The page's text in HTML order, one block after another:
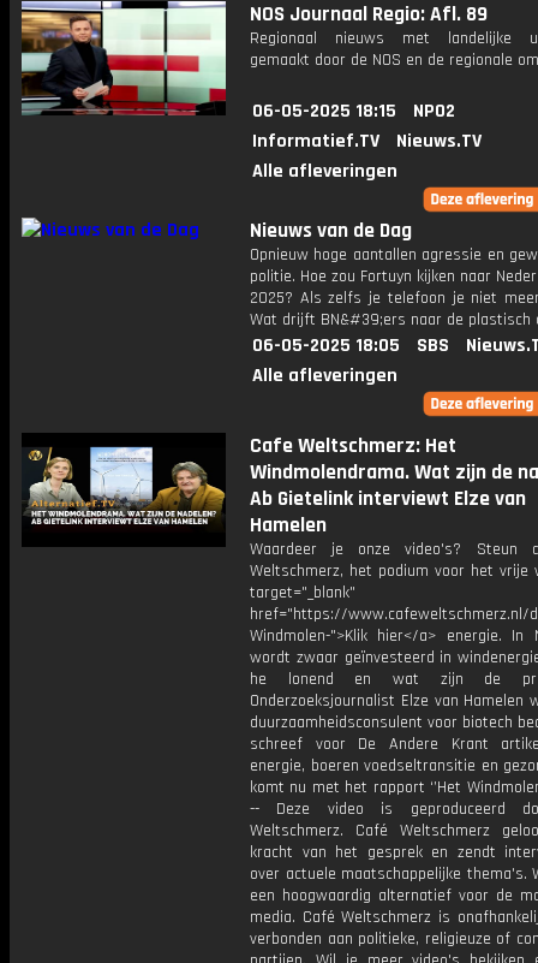
NOS Journaal Regio: Afl. 89
Regionaal nieuws met landelijke
gemaakt door de NOS en de regionale
06-05-2025 18:15
NPO2
Informatief.TV
Nieuws.TV
Alle afleveringen
Nieuws van de Dag
Opnieuw hoge aantallen agressie en
politie. Hoe zou Fortuyn kijken naar
2025? Als zelfs je telefoon je niet
Wat drijft BN&#39;ers naar de plastisch
06-05-2025 18:05 SBS
Alle afleveringen
Cafe Weltschmerz: Het
Windmolendrama. Wat zijn de
Ab Gietelink interviewt Elze van
Hamelen
Waardeer je onze video's? Steun
Weltschmerz, het podium voor het vrije
target="_blank"
href="https://www.cafeweltschmerz.nl/
Windmolen-">Klik hier</a> energie. In
wordt zwaar geïnvesteerd in
he lonend en wat zijn de
Onderzoeksjournalist Elze van Hamelen
duurzaamheidsconsulent voor biotech
schreef voor De Andere Krant
energie, boeren voedseltransitie en
komt nu met het rapport ‘’Het
-- Deze video is geproduceerd
Weltschmerz. Café Weltschmerz
kracht van het gesprek en zendt
over actuele maatschappelijke thema's.
een hoogwaardig alternatief voor de
media. Café Weltschmerz is
verbonden aan politieke, religieuze of